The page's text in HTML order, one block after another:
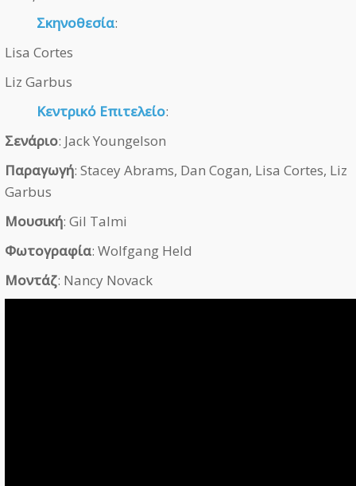
Σκηνοθεσία:
Lisa Cortes
Liz Garbus
Κεντρικό Επιτελείο:
Σενάριο: Jack Youngelson
Παραγωγή: Stacey Abrams, Dan Cogan, Lisa Cortes, Liz
Garbus
Μουσική: Gil Talmi
Φωτογραφία: Wolfgang Held
Μοντάζ: Nancy Novack